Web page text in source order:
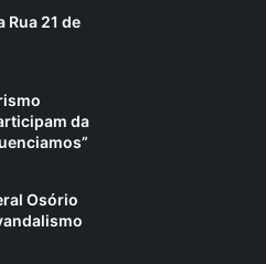
Rua 21 de
da
Osório